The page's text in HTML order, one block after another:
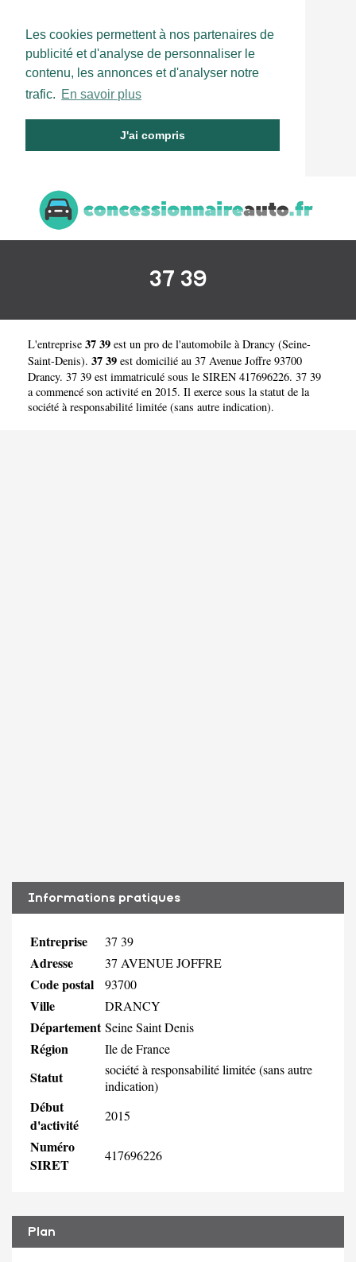
Les cookies permettent à nos partenaires de
publicité et d'analyse de personnaliser le
contenu, les annonces et d'analyser notre
trafic. En savoir plus
J'ai compris
37 39
L'entreprise 37 39 est un pro de l'automobile à Drancy (Seine-
Saint-Denis). 37 39 est domicilié au 37 Avenue Joffre 93700
Drancy. 37 39 est immatriculé sous le SIREN 417696226. 37 39
a commencé son activité en 2015. Il exerce sous la statut de la
société à responsabilité limitée (sans autre indication).
Informations pratiques
Entreprise 37 39
Adresse 37 AVENUE JOFFRE
Code postal 93700
Ville DRANCY
Département Seine Saint Denis
Région Ile de France
Statut
société à responsabilité limitée (sans autre
indication)
Début
d'activité
2015
Numéro
SIRET
417696226
Plan